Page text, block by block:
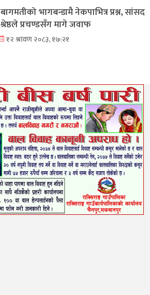
बागमतीको भागबन्डामै नेकपाभित्र प्रश्न, सांसद
श्रेष्ठले प्रचण्डसँग मागे जवाफ
१२ श्रावण २०८३, १७:२१